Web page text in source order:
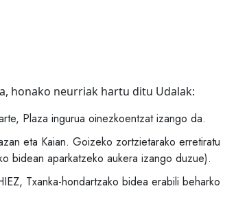
honako neurriak hartu ditu Udalak:
Plaza ingurua oinezkoentzat izango da.
eta Kaian. Goizeko zortzietarako erretiratu
bidean aparkatzeko aukera izango duzue).
Txanka-hondartzako bidea erabili beharko